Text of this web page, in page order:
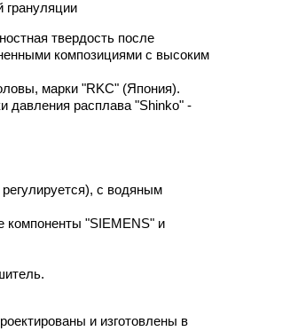
твердость после
композициями с высоким
марки "RKC" (Япония).
давления расплава "Shinko" -
с водяным
компоненты "SIEMENS" и
и изготовлены в